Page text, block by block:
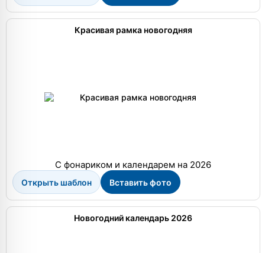
Красивая рамка новогодняя
С фонариком и календарем на 2026
Открыть шаблон Вставить фото
Новогодний календарь 2026